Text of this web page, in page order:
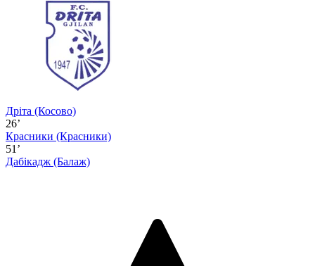
Дріта (Косово)
26’
Красники (Красники)
51’
Дабікадж (Балаж)